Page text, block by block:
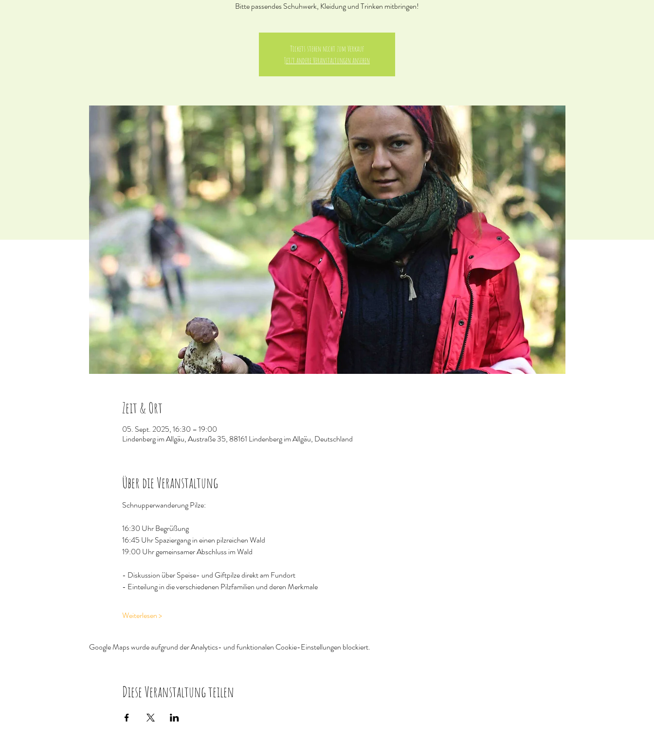
Bitte passendes Schuhwerk, Kleidung und Trinken mitbringen!
Tickets stehen nicht zum Verkauf
Jetzt andere Veranstaltungen ansehen
Zeit & Ort
05. Sept. 2025, 16:30 – 19:00
Lindenberg im Allgäu, Austraße 35, 88161 Lindenberg im Allgäu, Deutschland
Über die Veranstaltung
Schnupperwanderung Pilze:
16:30 Uhr Begrüßung
16:45 Uhr Spaziergang in einen pilzreichen Wald
19:00 Uhr gemeinsamer Abschluss im Wald
- Diskussion über Speise- und Giftpilze direkt am Fundort
- Einteilung in die verschiedenen Pilzfamilien und deren Merkmale
Weiterlesen >
Google Maps wurde aufgrund der Analytics- und funktionalen Cookie-Einstellungen blockiert.
Diese Veranstaltung teilen